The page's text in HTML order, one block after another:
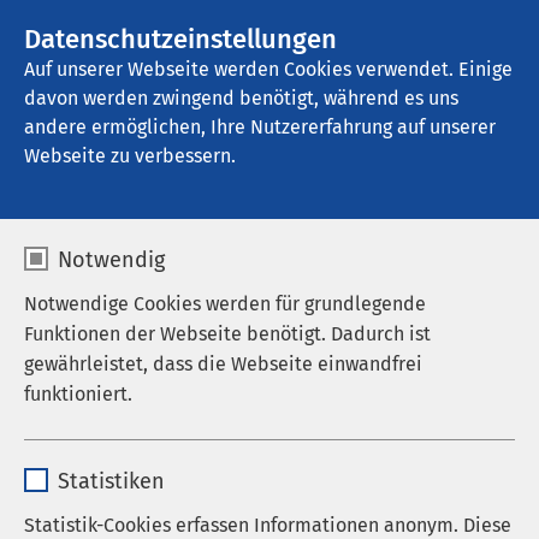
Datenschutzeinstellungen
Auf unserer Webseite werden Cookies verwendet. Einige
davon werden zwingend benötigt, während es uns
andere ermöglichen, Ihre Nutzererfahrung auf unserer
Webseite zu verbessern.
Notwendig
Notwendige Cookies werden für grundlegende
Funktionen der Webseite benötigt. Dadurch ist
gewährleistet, dass die Webseite einwandfrei
funktioniert.
Anbieter sgalinski
Statistiken
Statistik-Cookies erfassen Informationen anonym. Diese
AMEOS Klinikum Haldensleben
Kinder- und
Jugendpsychiatrie und
Psychotherapie
Neue Wege für
Sorgenkinder